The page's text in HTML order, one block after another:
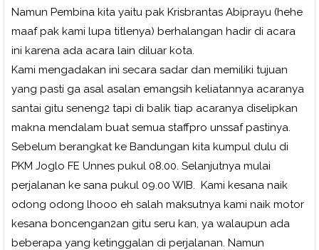
Namun Pembina kita yaitu pak Krisbrantas Abiprayu (hehe
maaf pak kami lupa titlenya) berhalangan hadir di acara
ini karena ada acara lain diluar kota.
Kami mengadakan ini secara sadar dan memiliki tujuan
yang pasti ga asal asalan emangsih keliatannya acaranya
santai gitu seneng2 tapi di balik tiap acaranya diselipkan
makna mendalam buat semua staffpro unssaf pastinya.
Sebelum berangkat ke Bandungan kita kumpul dulu di
PKM Joglo FE Unnes pukul 08.00. Selanjutnya mulai
perjalanan ke sana pukul 09.00 WIB. Kami kesana naik
odong odong lhooo eh salah maksutnya kami naik motor
kesana boncengan2an gitu seru kan, ya walaupun ada
beberapa yang ketinggalan di perjalanan. Namun